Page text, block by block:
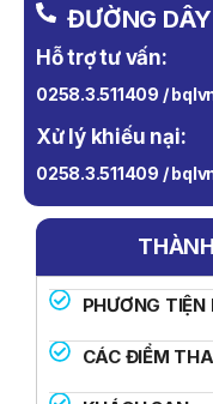
ĐƯỜNG
Hỗ trợ tư vấn:
0258.3.511409 /
Xử lý khiếu nại:
0258.3.511409 /
PHƯƠNG TIỆN
CÁC ĐIỂM